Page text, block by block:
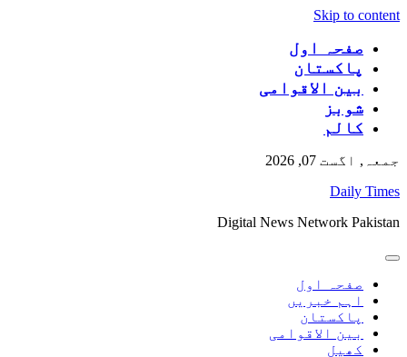
Skip to content
صفحہ اول
پاکستان
بین الاقوامی
شوبز
کالم
جمعہ, اگست 07, 2026
Daily Times
Digital News Network Pakistan
صفحہ اول
اہم خبریں
پاکستان
بین الاقوامی
کھیل